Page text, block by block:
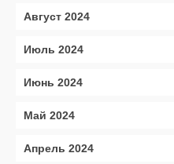
Август 2024
Июль 2024
Июнь 2024
Май 2024
Апрель 2024